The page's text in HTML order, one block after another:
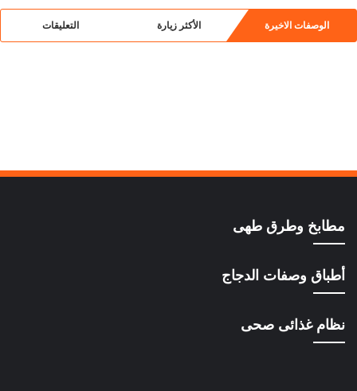
الوصفات الاخيرة الأكثر زيارة التعليقات
مطابخ وطرق طهى
أطباق وصفات الدجاج
نظام غذائى صحى